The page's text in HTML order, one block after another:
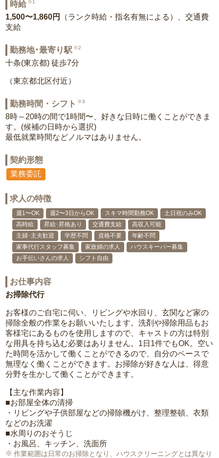
時給 ※1
1,500〜1,860円
（ランク時給・指名有無による）、交通費
支給
勤務地･最寄り駅 ※2
十条(東京都) 徒歩7分
（東京都北区付近）
勤務時間・シフト ※3
8時～20時の間で1時間〜、好きな日時に働くことができま
す。(候補の日時から選択)
最低就業時間などノルマはありません。
契約形態
業務委託
求人の特徴
週1〜OK 週2〜3日からOK スキマ時間勤務OK
土日祝のみOK
高時給
昇給･昇格あり 交通費支給
高収入可能
主婦･主夫歓迎
学歴不問 資格不要
年齢不問
家事代行スタッフ募集
家政婦の求人
ハウスキーパー募集
お手伝いさんの求人
シフト自由
お仕事内容
お掃除代行
お客様のご自宅に伺い、リビングや水回り、玄関など家の
掃除全般の作業をお願いいたします。洗剤や掃除用品もお
客様宅にあるものを使用しますので、キャストの方は特別
な用具を持ち込む必要はありません。1日1件でもOK。空い
た時間を活かして働くことができるので、自分のペースで
無理なく働くことができます。お掃除が好きな人は、得意
分野を生かして働くことができます。
【主な作業内容】
■お部屋全体の清掃
・リビングや子供部屋などの掃除機がけ、整理整頓、衣類
などのお洗濯
■水周りのおそうじ
・お風呂、キッチン、洗面所
作業範囲は日常のお掃除となり、ハウスクリーニングとは異なり